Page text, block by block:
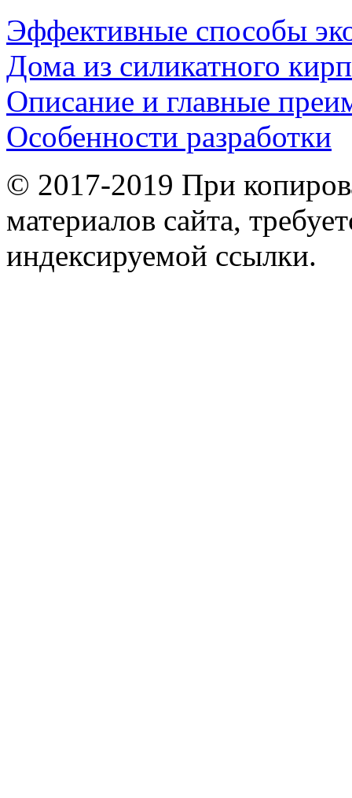
Эффективные способы
Дома из силикатного
Описание и главные
Особенности разработки
© 2017-2019 При
материалов сайта,
индексируемой ссылки.